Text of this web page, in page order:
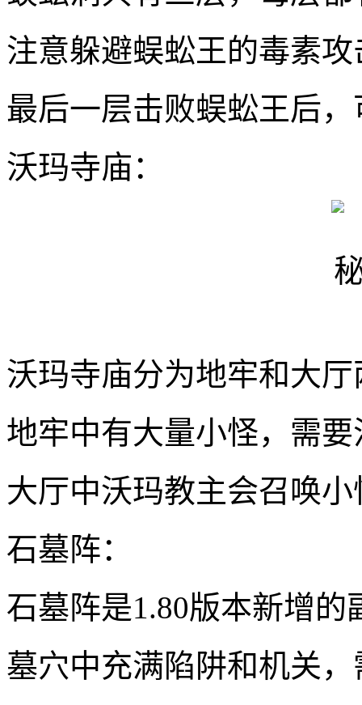
注意躲避蜈蚣王的毒素
最后一层击败蜈蚣王后
沃玛寺庙：
沃玛寺庙分为地牢和大
地牢中有大量小怪，需
大厅中沃玛教主会召唤
石墓阵：
石墓阵是1.80版本新增的
墓穴中充满陷阱和机关